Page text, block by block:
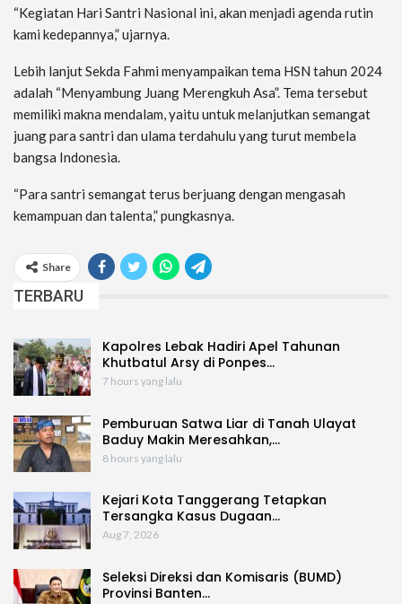
“Kegiatan Hari Santri Nasional ini, akan menjadi agenda rutin
kami kedepannya,” ujarnya.
Lebih lanjut Sekda Fahmi menyampaikan tema HSN tahun 2024
adalah “Menyambung Juang Merengkuh Asa”. Tema tersebut
memiliki makna mendalam, yaitu untuk melanjutkan semangat
juang para santri dan ulama terdahulu yang turut membela
bangsa Indonesia.
“Para santri semangat terus berjuang dengan mengasah
kemampuan dan talenta,” pungkasnya.
Share
TERBARU
Kapolres Lebak Hadiri Apel Tahunan
Khutbatul Arsy di Ponpes…
7 hours yang lalu
Pemburuan Satwa Liar di Tanah Ulayat
Baduy Makin Meresahkan,…
8 hours yang lalu
Kejari Kota Tanggerang Tetapkan
Tersangka Kasus Dugaan…
Aug 7, 2026
Seleksi Direksi dan Komisaris (BUMD)
Provinsi Banten…